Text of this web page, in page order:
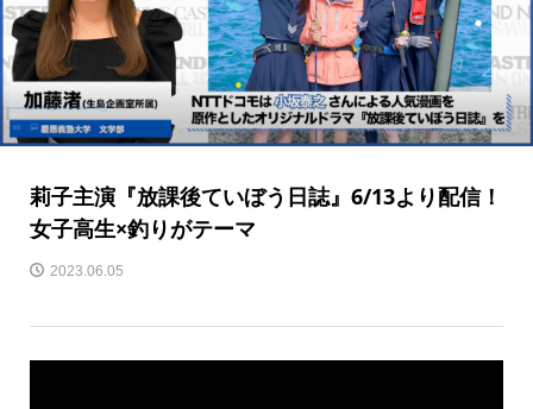
莉子主演『放課後ていぼう日誌』6/13より配信！
女子高生×釣りがテーマ
2023.06.05